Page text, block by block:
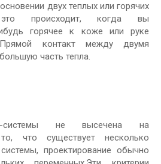
двух теплых или горячих
это происходит, когда вы
горячее к коже или руке
контакт между двумя
часть тепла.
системы не высечена на
что существует несколько
проектирование обычно